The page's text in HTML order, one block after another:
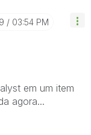
03:54 PM
em um item
agora...